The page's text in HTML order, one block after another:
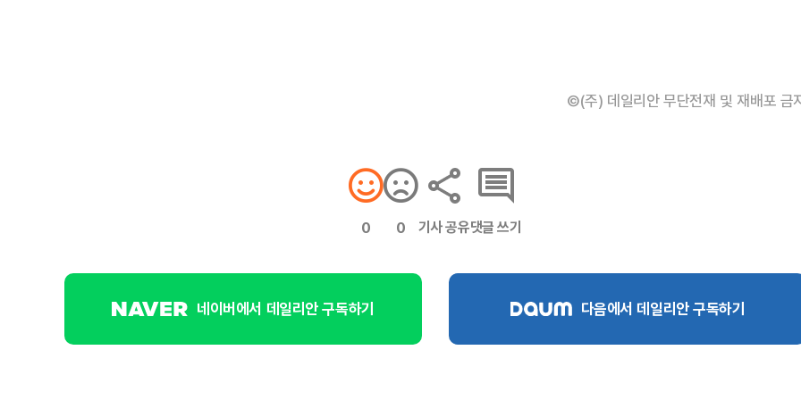
©(주) 데일리안 무단전재 및 재배포 금
0 0 기사 공유댓글 쓰기
네이버에서 데일리안 구독하기 다음에서 데일리안 구독하기